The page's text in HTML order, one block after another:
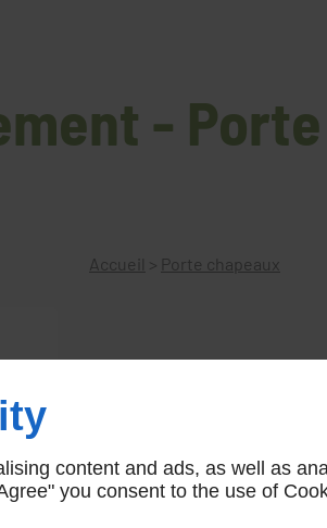
-
Accueil > Porte chapeaux
content and ads, as well as
you consent to the use of